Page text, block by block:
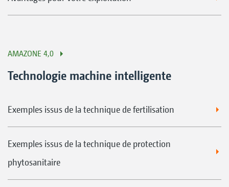
AMAZONE 4,0
Technologie machine intelligente
Exemples issus de la technique de fertilisation
Exemples issus de la technique de protection
phytosanitaire